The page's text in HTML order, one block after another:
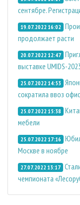
сентябре.
19.07.2022 16:02
продолжает расти
20.07.2022 12:47
выставке UMIDS-
25.07.2022 14:53
сократила ввоз
25.07.2022 15:38
мебели
25.07.2022 17:16
Москве в ноябре
27.07.2022 13:17
чемпионата